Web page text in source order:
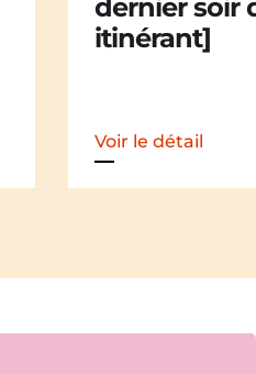
d’été :
Voir le détail